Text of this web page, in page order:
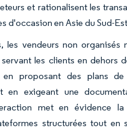
et rationalisent les
d'occasion en Asie du Sud-
les vendeurs non organisés
les clients en dehors
proposant des plans de
en exigeant une
met en évidence la
structurées tout en